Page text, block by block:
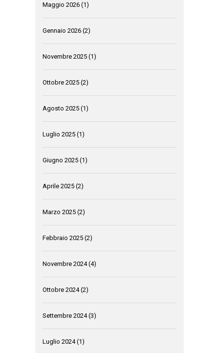
Maggio 2026 (1)
Gennaio 2026 (2)
Novembre 2025 (1)
Ottobre 2025 (2)
Agosto 2025 (1)
Luglio 2025 (1)
Giugno 2025 (1)
Aprile 2025 (2)
Marzo 2025 (2)
Febbraio 2025 (2)
Novembre 2024(4)
Ottobre 2024(2)
Settembre 2024(3)
Luglio 2024(1)